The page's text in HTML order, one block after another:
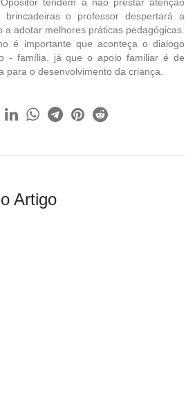
o professor despertará a
a adotar melhores práticas pedagógicas.
é importante que aconteça o dialogo
- família, já que o apoio familiar é de
para o desenvolvimento da criança.
Artigo